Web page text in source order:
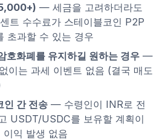
— 세금을 고려하더라도
트 수수료가 스테이블코인 P2P
초과할 수 있는 경우
호화폐를 유지하길 원하는 경우—
이는 과세 이벤트 없음 (결국 매도
인 간 전송— 수령인이 INR로 전
USDT/USDC를 보유할 계획이
이익 발생 없음